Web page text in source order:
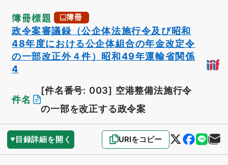
簿冊標題 簿冊
政令案審議録（公企体法施行令及び昭和
48年度における公企体組合の年金改定令
の一部改正外４件）昭和49年運輸省関係
4
件名
[件名番号: 003] 空港整備法施行令
の一部を改正する政令案
目録詳細を開く URIをコピー